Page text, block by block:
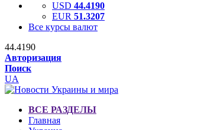
USD 44.4190
EUR 51.3207
Все курсы валют
44.4190
Авторизация
Поиск
UA
ВСЕ РАЗДЕЛЫ
Главная